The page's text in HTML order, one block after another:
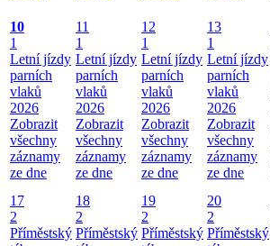
10
1
Letní jízdy
parních
vlaků
2026
Zobrazit
všechny
záznamy
ze dne
11
1
Letní jízdy
parních
vlaků
2026
Zobrazit
všechny
záznamy
ze dne
12
1
Letní jízdy
parních
vlaků
2026
Zobrazit
všechny
záznamy
ze dne
13
1
Letní jízdy
parních
vlaků
2026
Zobrazit
všechny
záznamy
ze dne
17
2
Příměstský
18
2
Příměstský
19
2
Příměstský
20
2
Příměstský